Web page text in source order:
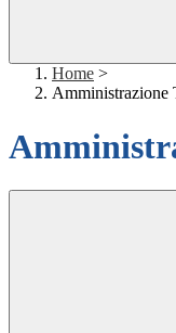
Home >
Amministrazione